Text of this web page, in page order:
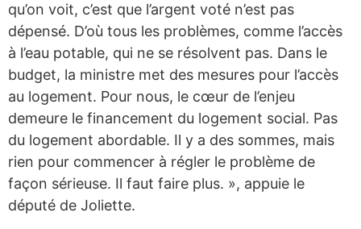
qu’on voit, c’est que l’argent voté n’est pas
dépensé. D’où tous les problèmes, comme l’accès
à l’eau potable, qui ne se résolvent pas. Dans le
budget, la ministre met des mesures pour l’accès
au logement. Pour nous, le cœur de l’enjeu
demeure le financement du logement social. Pas
du logement abordable. Il y a des sommes, mais
rien pour commencer à régler le problème de
façon sérieuse. Il faut faire plus. », appuie le
député de Joliette.